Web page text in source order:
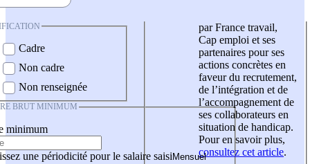
Cadre
Non cadre
Non renseignée
BRUT MINIMUM
minimum
une périodicité pour le salaire saisi
par France travail,
Cap emploi et ses
partenaires pour ses
actions concrètes en
faveur du recrutement,
de l’intégration et de
l’accompagnement de
ses collaborateurs en
situation de handicap.
Pour en savoir plus,
consultez cet article.